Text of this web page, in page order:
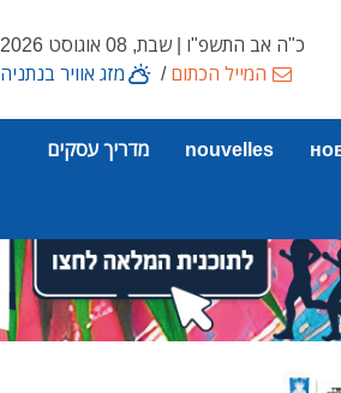
כ"ה אב התשפ"ו | שבת, 08 אוגוסט 2026
המייל הכתום/ מזג אוויר בנתניה
nouvelles מדריך עסקים